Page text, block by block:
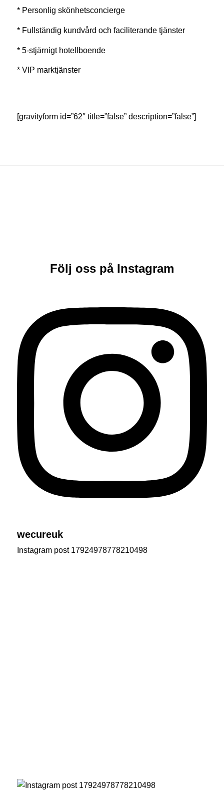
* Personlig skönhetsconcierge
* Fullständig kundvård och faciliterande tjänster
* 5-stjärnigt hotellboende
* VIP marktjänster
[gravityform id=”62″ title=”false” description=”false”]
Följ oss på Instagram
wecureuk
Instagram post 17924978778210498